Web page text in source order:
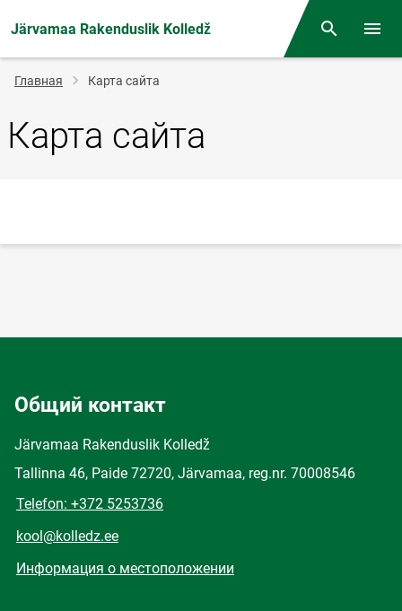
Järvamaa Rakenduslik Kolledž Поиск
Строка
навигации
Главная Карта сайта
Карта сайта
Общий контакт
Järvamaa Rakenduslik Kolledž
Tallinna 46, Paide 72720, Järvamaa, reg.nr. 70008546
Telefon: +372 5253736
kool@kolledz.ee
Информация о местоположении